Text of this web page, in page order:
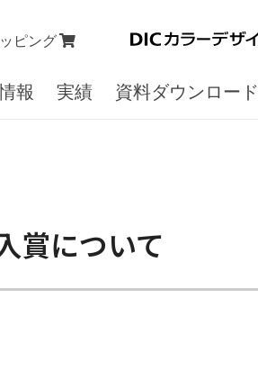
ピング
報 実績 資料ダウンロード
賞について